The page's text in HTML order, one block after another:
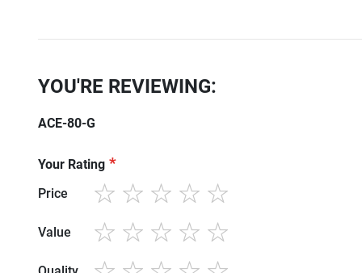
YOU'RE REVIEWING:
ACE-80-G
Your Rating
Price
1
star
2
stars
3
stars
4
stars
5
stars
Value
1
star
2
stars
3
stars
4
stars
5
stars